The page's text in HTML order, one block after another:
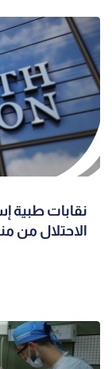
نقابات طبية
الاحتلال من